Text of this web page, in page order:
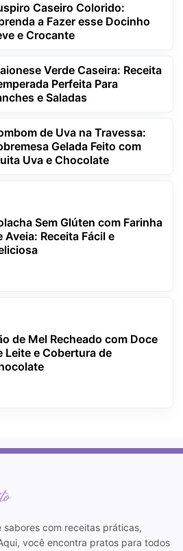
Caseiro Colorido:
a Fazer esse Docinho
e Crocante
Verde Caseira: Receita
Perfeita Para
e Saladas
de Uva na Travessa:
Gelada Feito com
Uva e Chocolate
Sem Glúten com Farinha
Aveia: Receita Fácil e
de Mel Recheado com Doce
Leite e Cobertura de
sabores com receitas práticas,
você encontra pratos para todos